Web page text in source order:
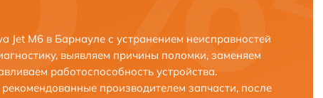
Jet M6 в Барнауле с устранением неисправностей
выявляем причины поломки, заменяем
работоспособность устройства.
производителем запчасти, после